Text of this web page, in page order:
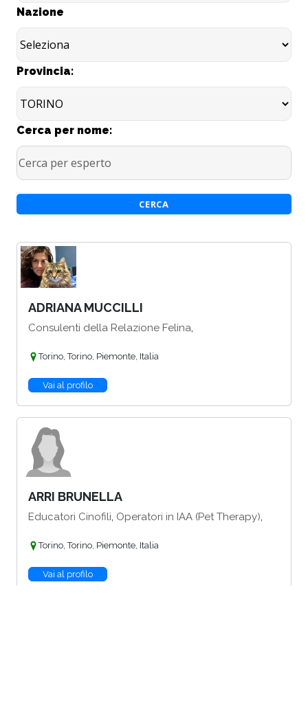
Nazione
Provincia:
Cerca per nome:
ADRIANA MUCCILLI
Consulenti della Relazione Felina
Torino, Torino, Piemonte, Italia
Vai al profilo
ARRI BRUNELLA
Educatori Cinofili Operatori in IAA (Pet Therapy)
Torino, Torino, Piemonte, Italia
Vai al profilo